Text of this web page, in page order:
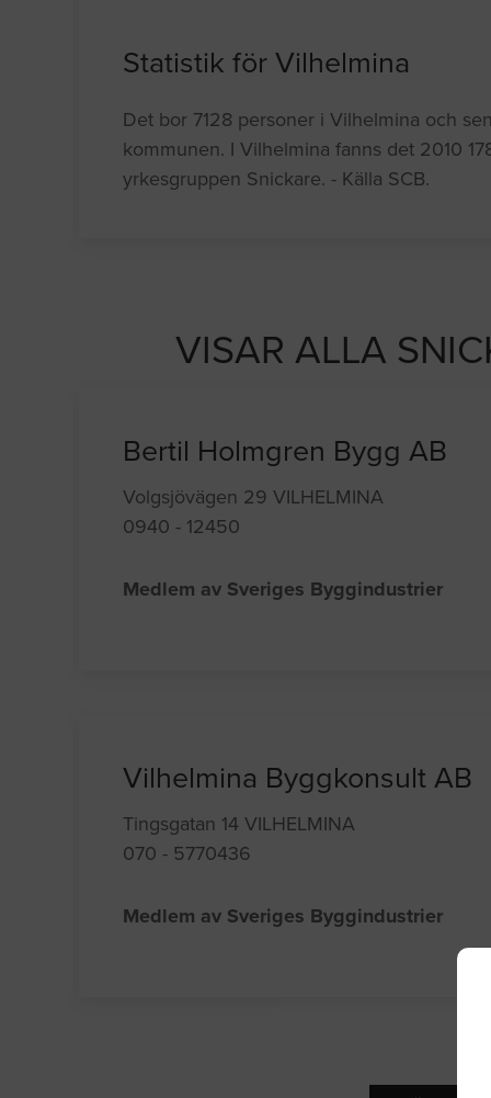
Statistik för Vilhelmina
Det bor 7128 personer i Vilhelmina och
kommunen. I Vilhelmina fanns det 2010
yrkesgruppen Snickare. - Källa SCB.
VISAR ALLA
Bertil Holmgren Bygg AB
Volgsjövägen 29 VILHELMINA
0940 - 12450
Medlem av Sveriges Byggindustrier
Vilhelmina Byggkonsult AB
Tingsgatan 14 VILHELMINA
070 - 5770436
Medlem av Sveriges Byggindustrier